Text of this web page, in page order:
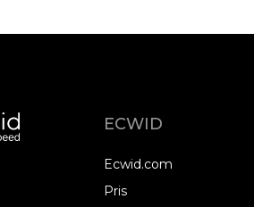
ECWID
Ecwid.com
Pris